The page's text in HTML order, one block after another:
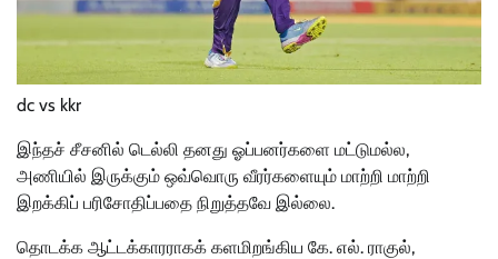
dc vs kkr
இந்தச் சீசனில் டெல்லி தனது ஓப்பனர்களை மட்டுமல்ல,
அணியில் இருக்கும் ஒவ்வொரு வீரர்களையும் மாற்றி மாற்றி
இறக்கிப் பரிசோதிப்பதை நிறுத்தவே இல்லை.
தொடக்க ஆட்டக்காரராகக் களமிறங்கிய கே. எல். ராகுல்,